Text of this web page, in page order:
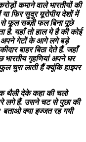
कमाने वाले भारतीयों की
फिर सुदूर यूरोपीय देशों में
से फूल सब्ज़ी फल बिना पूछे
है. यहाँ तो हाल ये है की कोई
अपने गेटों के आगे लगे बड़े
बाहर बिठा देते हैं. जहाँ
गृहणियां अपने घर
चुरा लाती हैं क्यूंकि हाइपर
थैली देके कहा की चलो
लगे हैं. उसने चट से पुछा की
क्या इज्जत रह गयी